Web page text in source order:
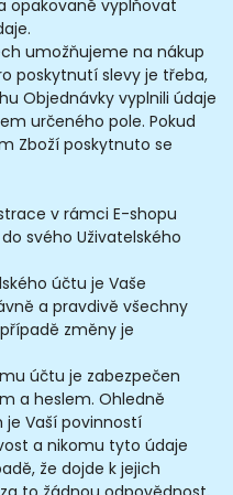
opakovaně vyplňovat
umožňujeme na nákup
poskytnutí slevy je třeba,
Objednávky vyplnili údaje
určeného pole. Pokud
Zboží poskytnuto se
v rámci E-shopu
svého Uživatelského
účtu je Vaše
a pravdivě všechny
změny je
účtu je zabezpečen
a heslem. Ohledně
Vaší povinností
a nikomu tyto údaje
že dojde k jejich